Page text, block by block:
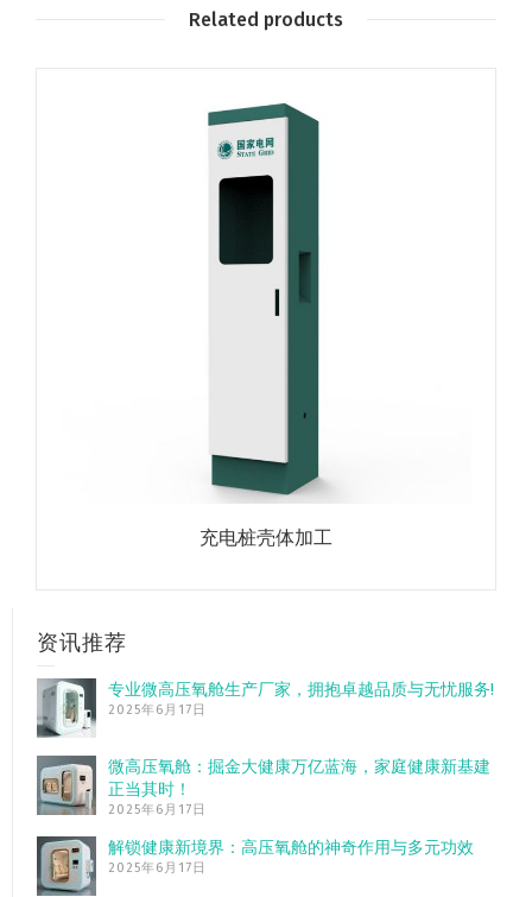
Related products
充电桩壳体加工
资讯推荐
专业微高压氧舱生产厂家，拥抱卓越品质与无忧服务!
2025年6月17日
微高压氧舱：掘金大健康万亿蓝海，家庭健康新基建
正当其时！
2025年6月17日
解锁健康新境界：高压氧舱的神奇作用与多元功效
2025年6月17日